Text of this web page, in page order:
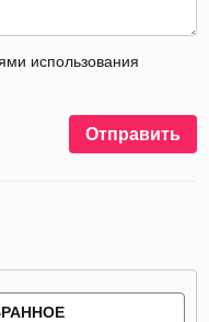
использования
Отправить